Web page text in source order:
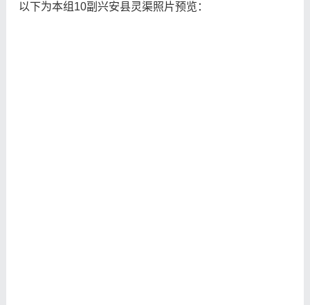
以下为本组10副兴安县灵渠照片预览：